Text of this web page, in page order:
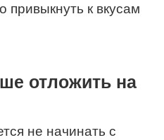
привыкнуть к вкусам
отложить на
не начинать с